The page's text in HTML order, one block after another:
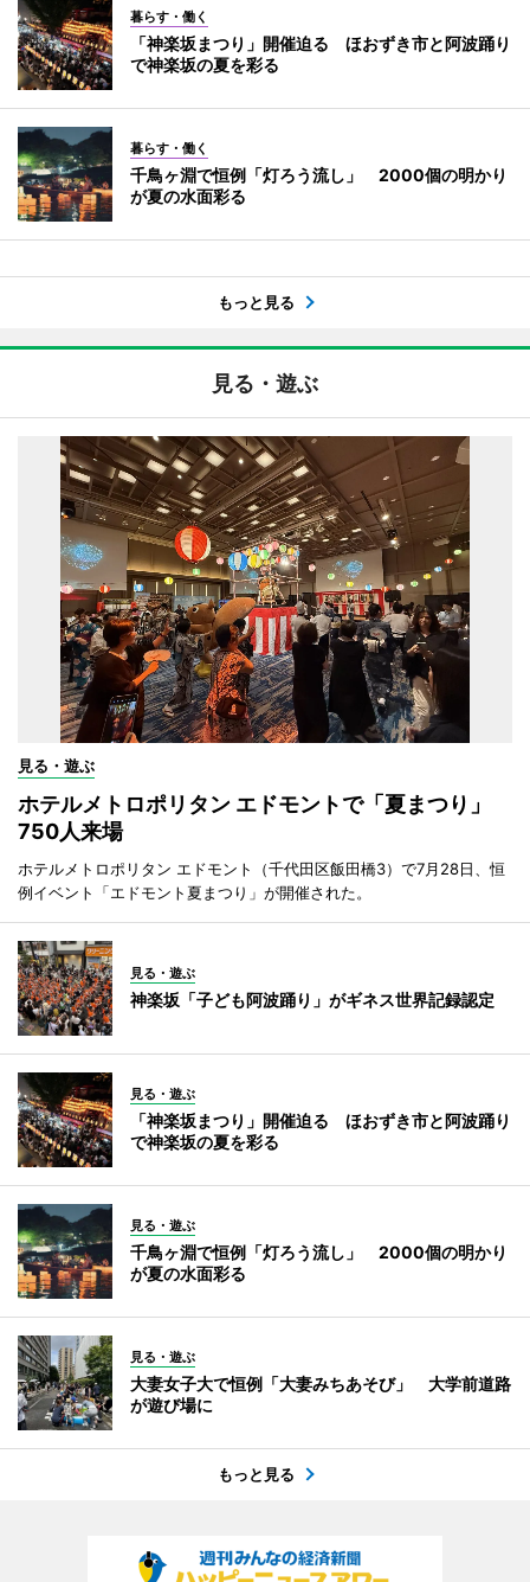
暮らす・働く
「神楽坂まつり」開催迫る ほおずき市と阿波踊り
で神楽坂の夏を彩る
暮らす・働く
千鳥ヶ淵で恒例「灯ろう流し」 2000個の明かり
が夏の水面彩る
もっと見る
見る・遊ぶ
見る・遊ぶ
ホテルメトロポリタン エドモントで「夏まつり」
750人来場
ホテルメトロポリタン エドモント（千代田区飯田橋3）で7月28日、恒
例イベント「エドモント夏まつり」が開催された。
見る・遊ぶ
神楽坂「子ども阿波踊り」がギネス世界記録認定
見る・遊ぶ
「神楽坂まつり」開催迫る ほおずき市と阿波踊り
で神楽坂の夏を彩る
見る・遊ぶ
千鳥ヶ淵で恒例「灯ろう流し」 2000個の明かり
が夏の水面彩る
見る・遊ぶ
大妻女子大で恒例「大妻みちあそび」 大学前道路
が遊び場に
もっと見る